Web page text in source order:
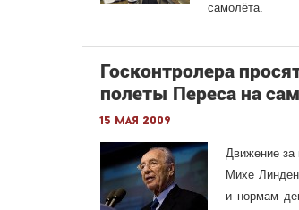
самолёта.
Госконтролера
полеты Переса на
15 мая 2009
Движение за
Михе
и нормам